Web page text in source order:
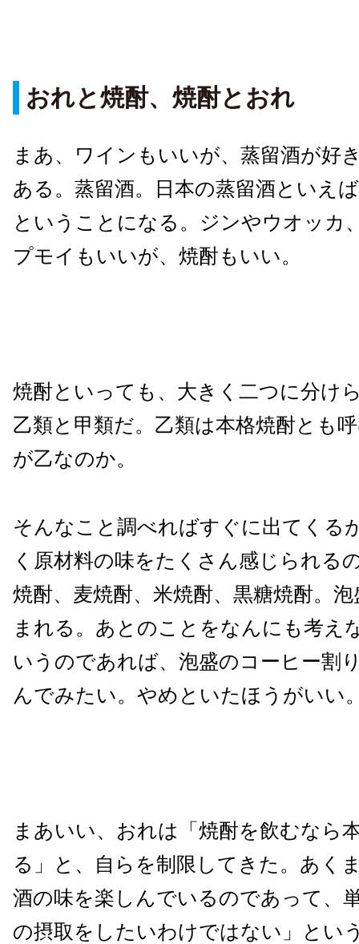
おれと焼酎、焼酎とおれ
まあ、ワインもいいが、蒸留酒が好
ある。蒸留酒。日本の蒸留酒といえ
ということになる。ジンやウオッカ
プモイもいいが、焼酎もいい。
焼酎といっても、大きく二つに分け
乙類と甲類だ。乙類は本格焼酎とも
が乙なのか。
そんなこと調べればすぐに出てくる
く原材料の味をたくさん感じられる
焼酎、麦焼酎、米焼酎、黒糖焼酎。
まれる。あとのことをなんにも考え
いうのであれば、泡盛のコーヒー割
んでみたい。やめといたほうがいい
まあいい、おれは「焼酎を飲むなら
る」と、自らを制限してきた。あく
酒の味を楽しんでいるのであって、
の摂取をしたいわけではない」とい